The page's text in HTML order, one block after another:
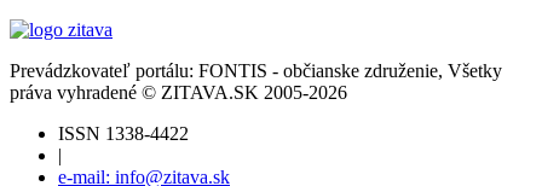
Prevádzkovateľ portálu: FONTIS - občianske združenie, Všetky
práva vyhradené © ZITAVA.SK 2005-2026
ISSN 1338-4422
|
e-mail: info@zitava.sk